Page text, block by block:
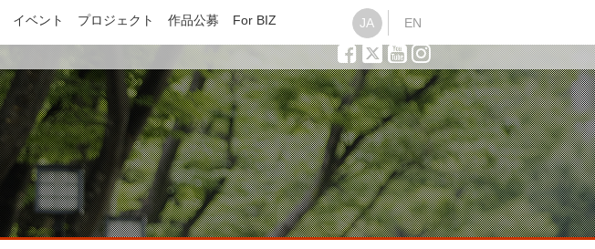
JA EN
イベント プロジェクト 作品公募 For BIZ